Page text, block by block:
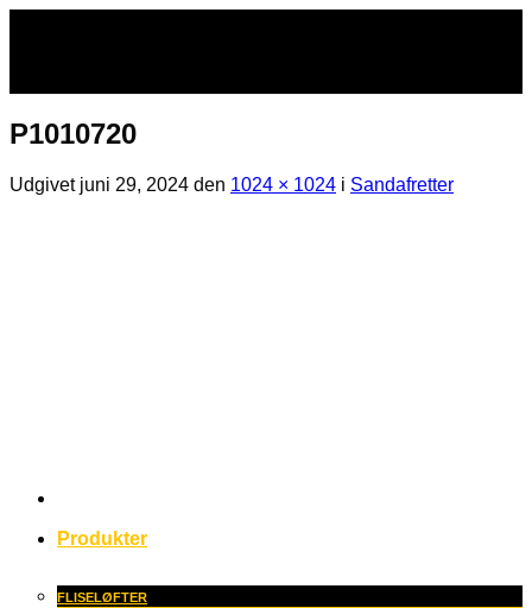
Produkter
FLISELØFTER
P1010720
Udgivet juni 29, 2024 den 1024 × 1024 i Sandafretter